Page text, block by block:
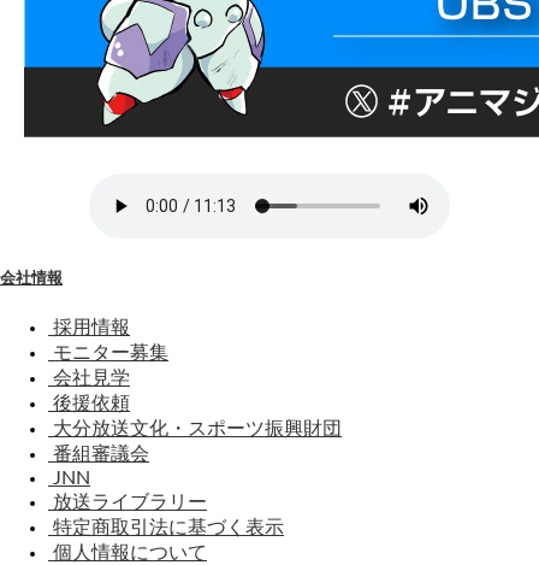
会社情報
採用情報
モニター募集
会社見学
後援依頼
大分放送文化・スポーツ振興財団
番組審議会
JNN
放送ライブラリー
特定商取引法に基づく表示
個人情報について